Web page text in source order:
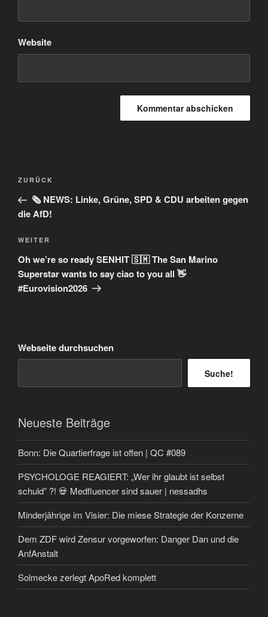
Website
Beitragsnavigation
Vorheriger
Beitrag
ZURÜCK
🗞️ NEWS: Linke, Grüne, SPD & CDU arbeiten gegen
die AfD!
Nächster
Beitrag
WEITER
Oh we’re so ready SENHIT 🇸🇲 The San Marino
Superstar wants to say ciao to you all 👋
#Eurovision2026
Webseite durchsuchen
Suche!
Neueste Beiträge
Bonn: Die Quartierfrage ist offen | QC #089
PSYCHOLOGE REAGIERT: „Wer ihr glaubt ist selbst
schuld” ?! 💀 Medfluencer sind sauer | nessadhs
Minderjährige im Visier: Die miese Strategie der Konzerne
Dem ZDF wird Zensur vorgeworfen: Danger Dan und die
AnfAnstalt
Solmecke zerlegt ApoRed komplett